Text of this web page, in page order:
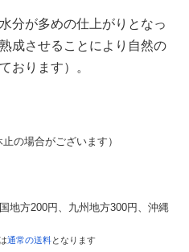
分が多めの仕上がりとなっ
成させることにより自然の
おります）。
の場合がございます）
地方200円、九州地方300円、沖縄
通常の送料となります